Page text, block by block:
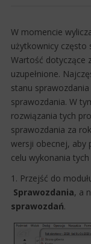
​W momencie
użytkownicy często
Wartość dotyczące
uzupełnione.
stanu
sprawozdania. W
rozwiązania tych
sprawozdania za
wersji obecnej, aby
celu wykonania
1. Przejść do
Sprawozdania, a
sprawozdań.